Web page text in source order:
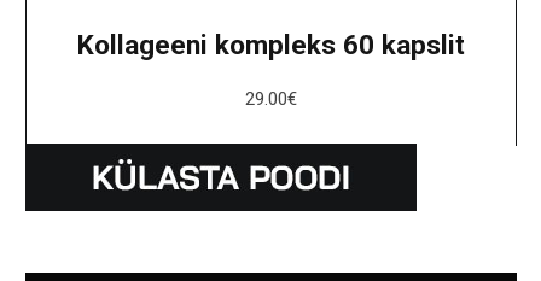
Kollageeni kompleks 60 kapslit
29.00€